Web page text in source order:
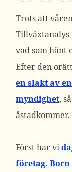
Trots att
Tillväxtanalys
vad som hänt
Efter den
en slakt av
myndighet,
Först har vi
företag. Born